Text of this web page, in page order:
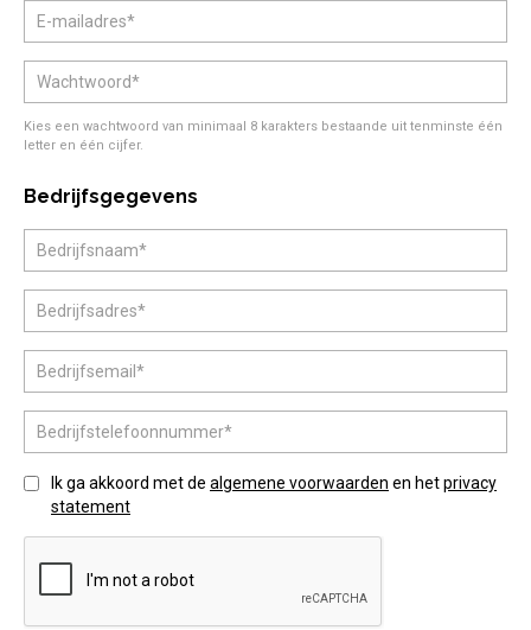
Kies een wachtwoord van minimaal 8 karakters bestaande uit tenminste één
letter en één cijfer.
Bedrijfsgegevens
Ik ga akkoord met de algemene voorwaarden en hetprivacy
statement